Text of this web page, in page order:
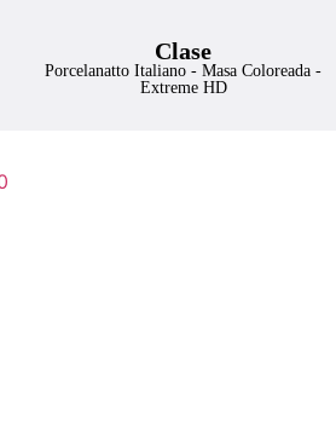
Clase
Porcelanatto Italiano - Masa Coloreada -
Extreme HD